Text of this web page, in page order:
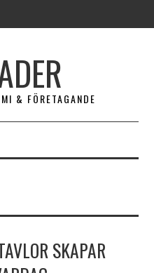
& FÖRETAGANDE
SKAPAR